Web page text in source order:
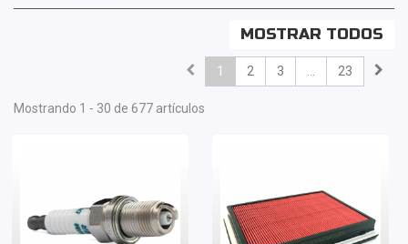
MOSTRAR TODOS
1 2 3 ... 23
Mostrando 1 - 30 de 677 artículos